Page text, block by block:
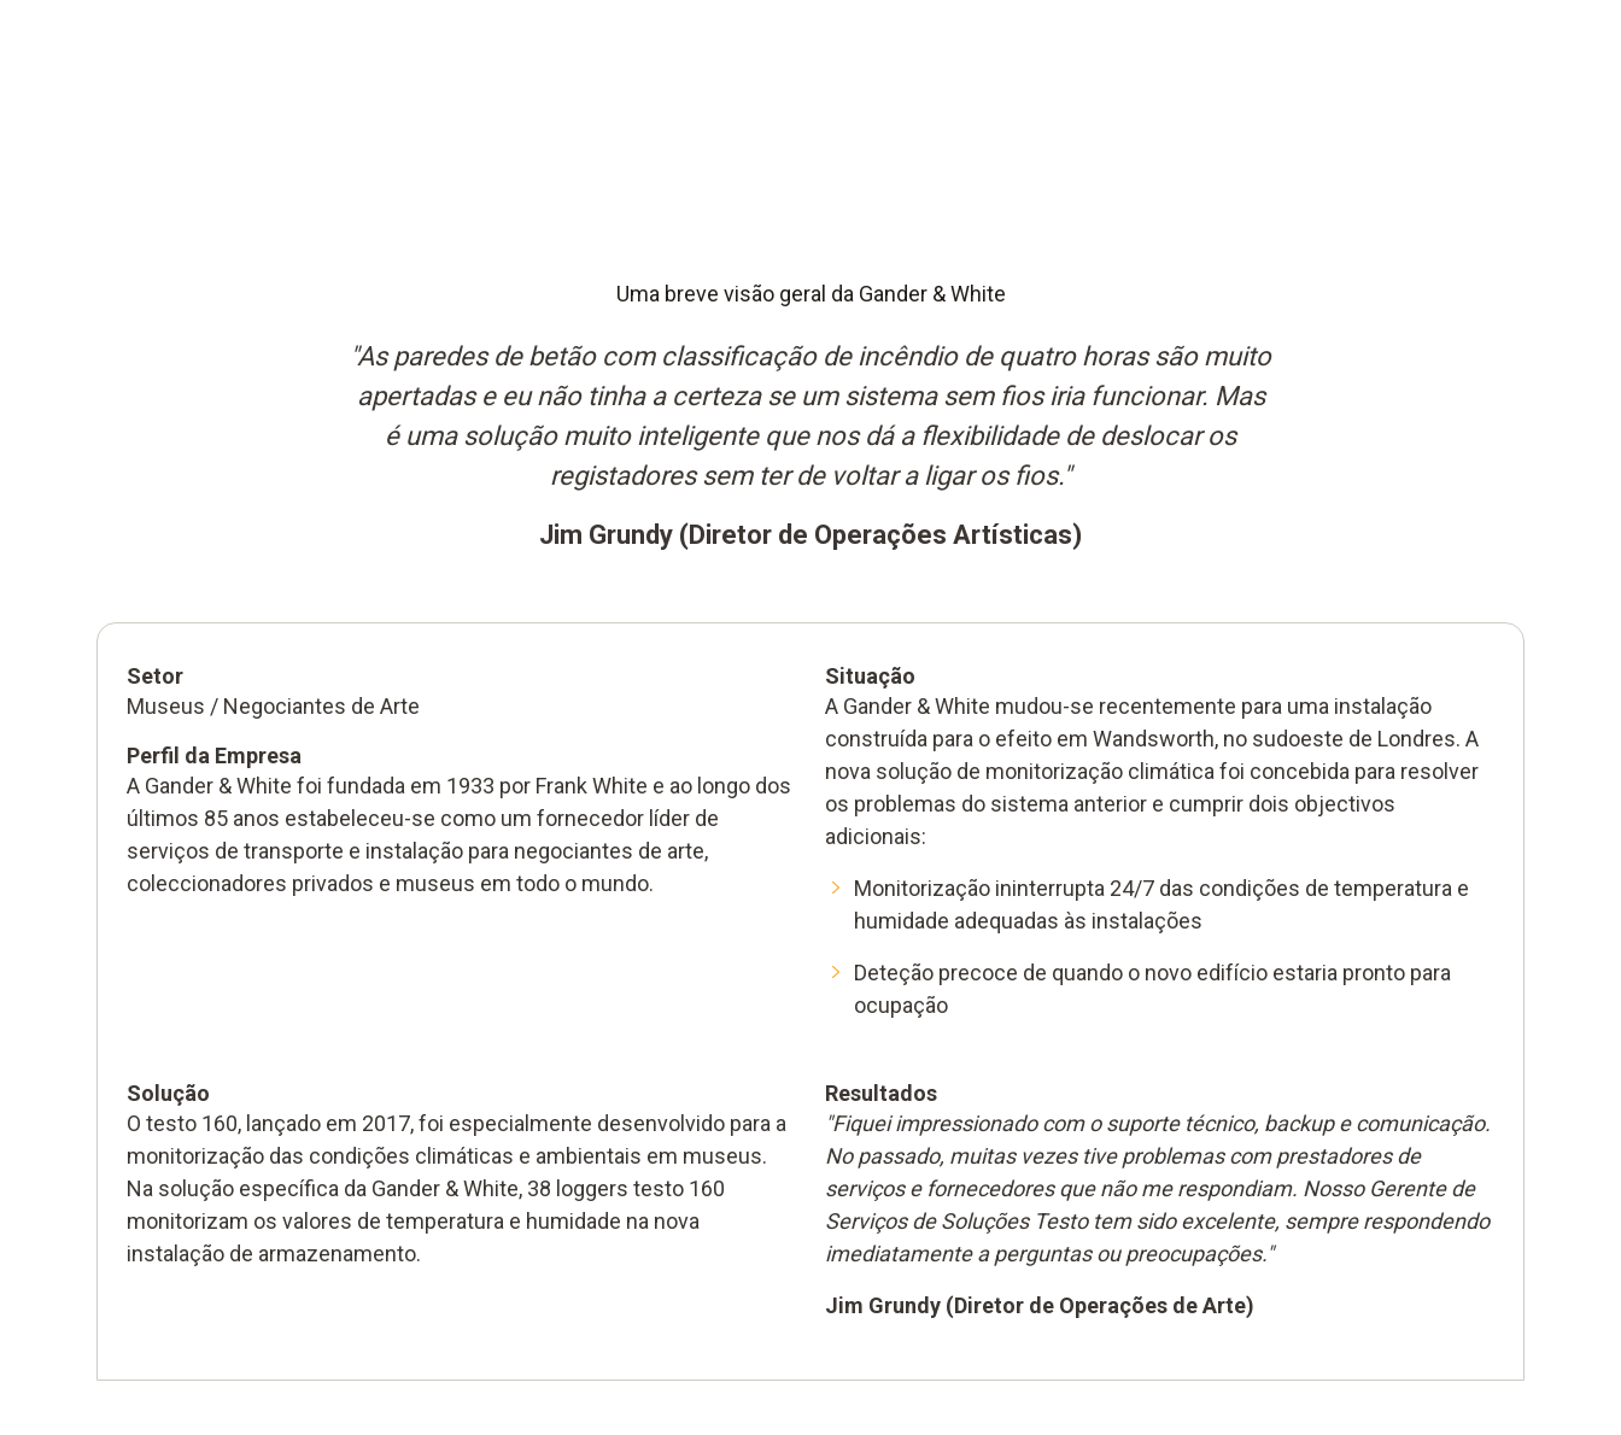
Uma breve visão geral da Gander & White
"As paredes de betão com classificação de incêndio de quatro horas são muito
apertadas e eu não tinha a certeza se um sistema sem fios iria funcionar. Mas
é uma solução muito inteligente que nos dá a flexibilidade de deslocar os
registadores sem ter de voltar a ligar os fios."
Jim Grundy (Diretor de Operações Artísticas)
Setor
Museus / Negociantes de Arte
Perfil da Empresa
A Gander & White foi fundada em 1933 por Frank White e ao longo dos
últimos 85 anos estabeleceu-se como um fornecedor líder de
serviços de transporte e instalação para negociantes de arte,
coleccionadores privados e museus em todo o mundo.
Situação
A Gander & White mudou-se recentemente para uma instalação
construída para o efeito em Wandsworth, no sudoeste de Londres. A
nova solução de monitorização climática foi concebida para resolver
os problemas do sistema anterior e cumprir dois objectivos
adicionais:
Monitorização ininterrupta 24/7 das condições de temperatura e
humidade adequadas às instalações
Deteção precoce de quando o novo edifício estaria pronto para
ocupação
Solução
O testo 160, lançado em 2017, foi especialmente desenvolvido para a
monitorização das condições climáticas e ambientais em museus.
Na solução específica da Gander & White, 38 loggers testo 160
monitorizam os valores de temperatura e humidade na nova
instalação de armazenamento.
Resultados
"Fiquei impressionado com o suporte técnico, backup e comunicação.
No passado, muitas vezes tive problemas com prestadores de
serviços e fornecedores que não me respondiam. Nosso Gerente de
Serviços de Soluções Testo tem sido excelente, sempre respondendo
imediatamente a perguntas ou preocupações."
Jim Grundy (Diretor de Operações de Arte)